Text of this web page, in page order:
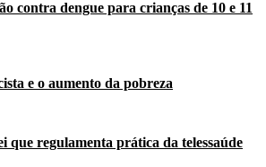
contra dengue para crianças de 10 e 11
e o aumento da pobreza
que regulamenta prática da telessaúde